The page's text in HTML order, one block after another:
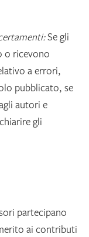
Se gli
o ricevono
a errori,
pubblicato, se
autori e
gli
partecipano
ai contributi